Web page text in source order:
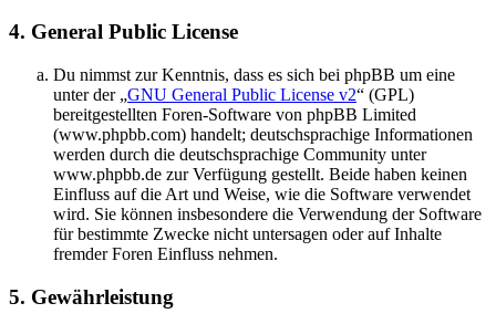
4. General Public License
Du nimmst zur Kenntnis, dass es sich bei phpBB um eine
unter der „GNU General Public License v2“ (GPL)
bereitgestellten Foren-Software von phpBB Limited
(www.phpbb.com) handelt; deutschsprachige Informationen
werden durch die deutschsprachige Community unter
www.phpbb.de zur Verfügung gestellt. Beide haben keinen
Einfluss auf die Art und Weise, wie die Software verwendet
wird. Sie können insbesondere die Verwendung der Software
für bestimmte Zwecke nicht untersagen oder auf Inhalte
fremder Foren Einfluss nehmen.
5. Gewährleistung